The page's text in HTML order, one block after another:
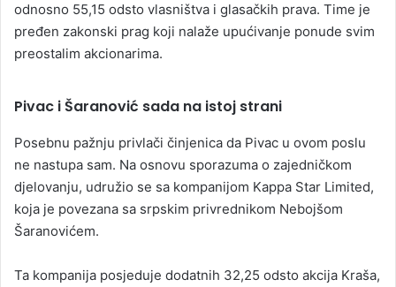
odnosno 55,15 odsto vlasništva i glasačkih prava. Time je
pređen zakonski prag koji nalaže upućivanje ponude svim
preostalim akcionarima.
Pivac i Šaranović sada na istoj strani
Posebnu pažnju privlači činjenica da Pivac u ovom poslu
ne nastupa sam. Na osnovu sporazuma o zajedničkom
djelovanju, udružio se sa kompanijom Kappa Star Limited,
koja je povezana sa srpskim privrednikom Nebojšom
Šaranovićem.
Ta kompanija posjeduje dodatnih 32,25 odsto akcija Kraša,